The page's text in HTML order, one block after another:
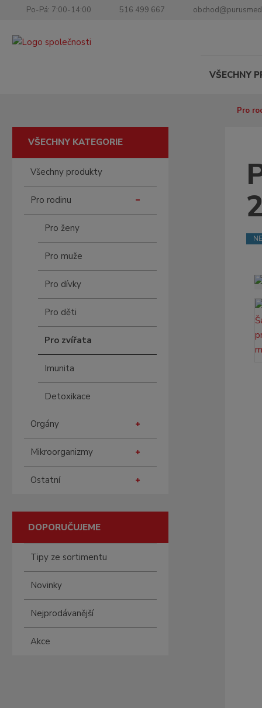
Po-Pá: 7:00-14:00 516 499 667
VŠECHNY
Pro
VŠECHNY KATEGORIE
Všechny produkty
Pro rodinu
Pro ženy
Pro muže
Pro dívky
Pro děti
Pro zvířata
Imunita
Detoxikace
Orgány
Mikroorganizmy
Ostatní
DOPORUČUJEME
Tipy ze sortimentu
Novinky
Nejprodávanější
Akce